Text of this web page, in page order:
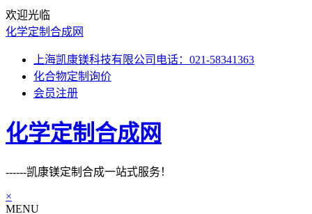
欢迎光临
化学定制合成网
上海凯康镁科技有限公司电话：021-58341363
化合物定制询价
会员注册
化学定制合成网
------凯康镁定制合成一站式服务！
×
MENU